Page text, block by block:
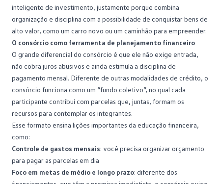
inteligente de investimento, justamente porque combina
organização e disciplina com a possibilidade de conquistar bens de
alto valor, como um carro novo ou um caminhão para empreender.
O consórcio como ferramenta de planejamento financeiro
O grande diferencial do consórcio é que ele não exige entrada,
não cobra juros abusivos e ainda estimula a disciplina de
pagamento mensal. Diferente de outras modalidades de crédito, o
consórcio funciona como um “fundo coletivo”, no qual cada
participante contribui com parcelas que, juntas, formam os
recursos para contemplar os integrantes.
Esse formato ensina lições importantes da educação financeira,
como:
Controle de gastos mensais: você precisa organizar orçamento
para pagar as parcelas em dia
Foco em metas de médio e longo prazo: diferente dos